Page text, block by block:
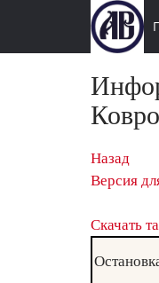
Назад
Версия
Скачать